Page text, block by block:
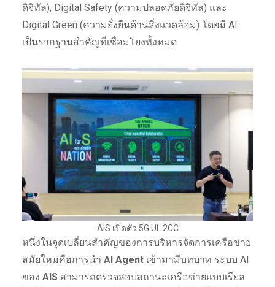
ดิจิทัล), Digital Safety (ความปลอดภัยดิจิทัล) และ
Digital Green (ความยั่งยืนด้านสิ่งแวดล้อม) โดยมี AI
เป็นรากฐานสำคัญที่เชื่อมโยงทั้งหมด
AIS เปิดตัว 5G UL 2CC
หนึ่งในจุดเปลี่ยนสำคัญของการบริหารจัดการเครือข่าย
สมัยใหม่คือการนำ AI Agentเข้ามามีบทบาท ระบบ AI
ของ AISสามารถตรวจสอบสถานะเครือข่ายแบบเรียล